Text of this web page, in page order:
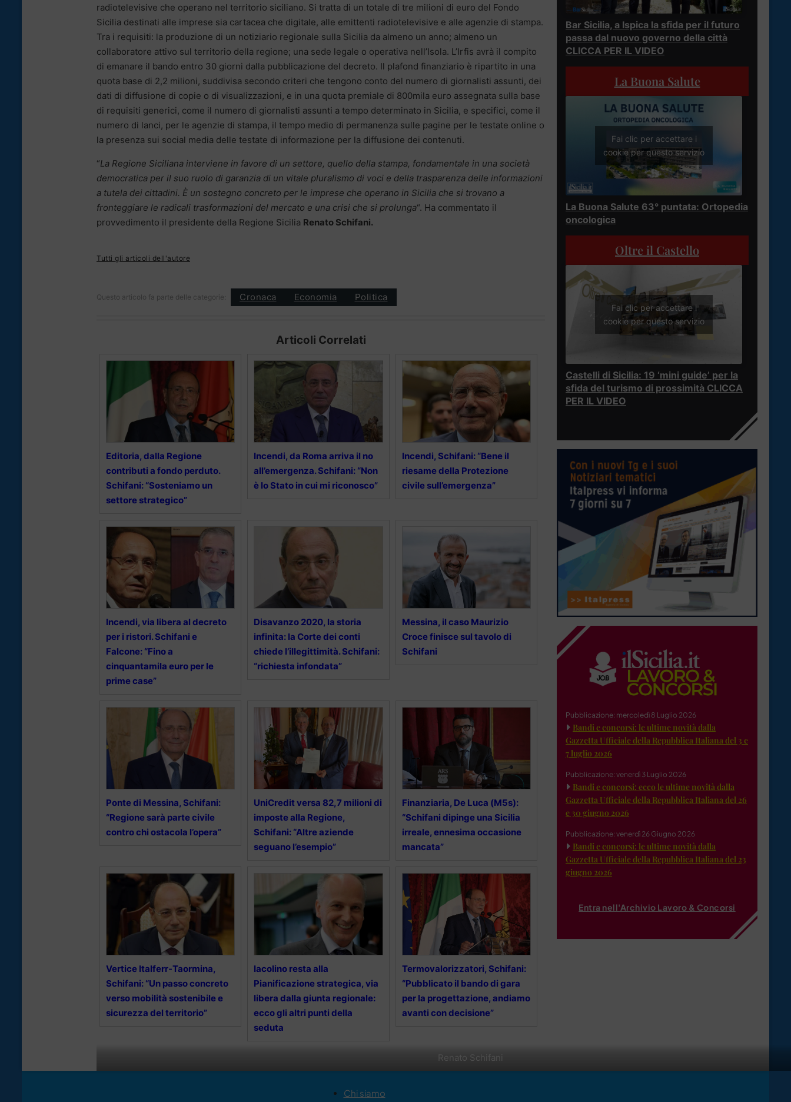
Renato Schifani
radiotelevisive che operano nel territorio siciliano. Si tratta di un totale di tre milioni di euro del Fondo
Sicilia destinati alle imprese sia cartacea che digitale, alle emittenti radiotelevisive e alle agenzie di stampa.
Tra i requisiti: la produzione di un notiziario regionale sulla Sicilia da almeno un anno; almeno un
collaboratore attivo sul territorio della regione; una sede legale o operativa nell’Isola. L’Irfis avrà il compito
di emanare il bando entro 30 giorni dalla pubblicazione del decreto. Il plafond finanziario è ripartito in una
quota base di 2,2 milioni, suddivisa secondo criteri che tengono conto del numero di giornalisti assunti, dei
dati di diffusione di copie o di visualizzazioni, e in una quota premiale di 800mila euro assegnata sulla base
di requisiti generici, come il numero di giornalisti assunti a tempo determinato in Sicilia, e specifici, come il
numero di lanci, per le agenzie di stampa, il tempo medio di permanenza sulle pagine per le testate online o
la presenza sui social media delle testate di informazione per la diffusione dei contenuti.
“La Regione Siciliana interviene in favore di un settore, quello della stampa, fondamentale in una società
democratica per il suo ruolo di garanzia di un vitale pluralismo di voci e della trasparenza delle informazioni
a tutela dei cittadini. È un sostegno concreto per le imprese che operano in Sicilia che si trovano a
fronteggiare le radicali trasformazioni del mercato e una crisi che si prolunga“. Ha commentato il
provvedimento il presidente della Regione Sicilia Renato Schifani.
Tutti gli articoli dell'autore
Questo articolo fa parte delle categorie: Cronaca Economia Politica
Articoli Correlati
Editoria, dalla Regione
contributi a fondo perduto.
Schifani: “Sosteniamo un
settore strategico”
Incendi, da Roma arriva il no
all’emergenza. Schifani: “Non
è lo Stato in cui mi riconosco”
Incendi, Schifani: “Bene il
riesame della Protezione
civile sull’emergenza”
Incendi, via libera al decreto
per i ristori. Schifani e
Falcone: “Fino a
cinquantamila euro per le
prime case”
Disavanzo 2020, la storia
infinita: la Corte dei conti
chiede l’illegittimità. Schifani:
“richiesta infondata”
Messina, il caso Maurizio
Croce finisce sul tavolo di
Schifani
Ponte di Messina, Schifani:
“Regione sarà parte civile
contro chi ostacola l’opera”
UniCredit versa 82,7 milioni di
imposte alla Regione,
Schifani: “Altre aziende
seguano l’esempio”
Finanziaria, De Luca (M5s):
“Schifani dipinge una Sicilia
irreale, ennesima occasione
mancata”
Vertice Italferr-Taormina,
Schifani: “Un passo concreto
verso mobilità sostenibile e
sicurezza del territorio”
Iacolino resta alla
Pianificazione strategica, via
libera dalla giunta regionale:
ecco gli altri punti della
seduta
Termovalorizzatori, Schifani:
“Pubblicato il bando di gara
per la progettazione, andiamo
avanti con decisione”
Bar Sicilia, a Ispica la sfida per il futuro
passa dal nuovo governo della città
CLICCA PER IL VIDEO
La Buona Salute
Fai clic per accettare i
cookie per questo servizio
La Buona Salute 63° puntata: Ortopedia
oncologica
Oltre il Castello
Fai clic per accettare i
cookie per questo servizio
Castelli di Sicilia: 19 ‘mini guide’ per la
sfida del turismo di prossimità CLICCA
PER IL VIDEO
Pubblicazione: mercoledì 8 Luglio 2026
Bandi e concorsi: le ultime novità dalla
Gazzetta Ufficiale della Repubblica Italiana del 3 e
7 luglio 2026
Pubblicazione: venerdì 3 Luglio 2026
Bandi e concorsi: ecco le ultime novità dalla
Gazzetta Ufficiale della Repubblica Italiana del 26
e 30 giugno 2026
Pubblicazione: venerdì 26 Giugno 2026
Bandi e concorsi: le ultime novità dalla
Gazzetta Ufficiale della Repubblica Italiana del 23
giugno 2026
Entra nell'Archivio Lavoro & Concorsi
Chi siamo